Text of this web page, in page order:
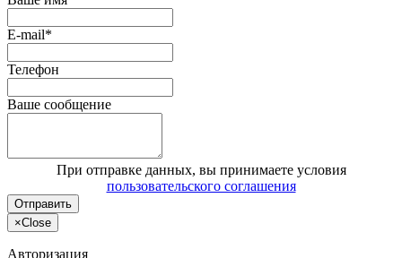
E-mail*
Телефон
Ваше сообщение
При отправке данных, вы принимаете условия
пользовательского соглашения
Отправить
×Close
Авторизация